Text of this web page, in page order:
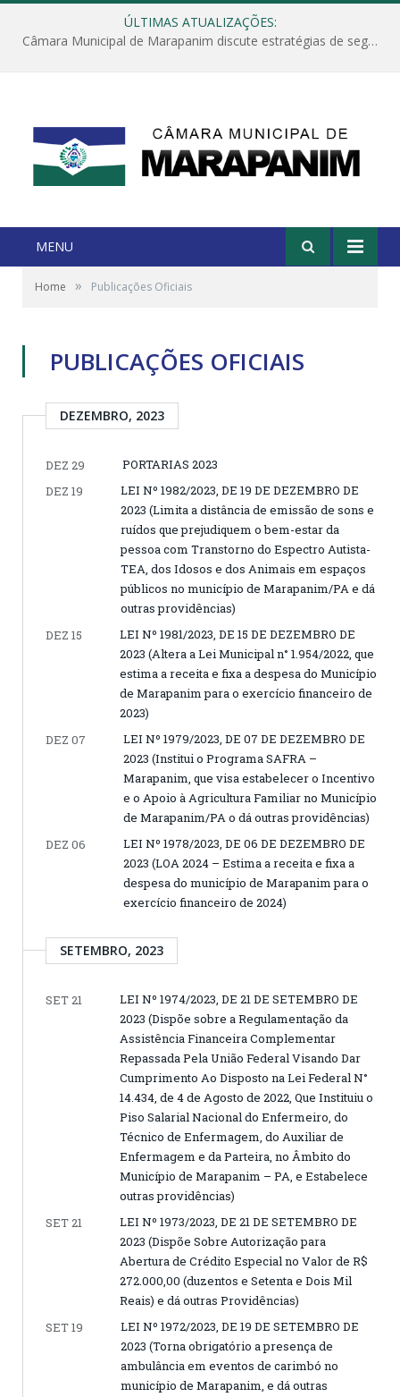
ÚLTIMAS ATUALIZAÇÕES:
Câmara Municipal de Marapanim discute estratégias de segurança com autoridades e poder executivo
MENU
Home » Publicações Oficiais
PUBLICAÇÕES OFICIAIS
DEZEMBRO, 2023
DEZ 29
PORTARIAS 2023
DEZ 19
LEI Nº 1982/2023, DE 19 DE DEZEMBRO DE
2023 (Limita a distância de emissão de sons e
ruídos que prejudiquem o bem-estar da
pessoa com Transtorno do Espectro Autista-
TEA, dos Idosos e dos Animais em espaços
públicos no município de Marapanim/PA e dá
outras providências)
DEZ 15
LEI Nº 1981/2023, DE 15 DE DEZEMBRO DE
2023 (Altera a Lei Municipal n° 1.954/2022, que
estima a receita e fixa a despesa do Município
de Marapanim para o exercício financeiro de
2023)
DEZ 07
LEI Nº 1979/2023, DE 07 DE DEZEMBRO DE
2023 (Institui o Programa SAFRA –
Marapanim, que visa estabelecer o Incentivo
e o Apoio à Agricultura Familiar no Município
de Marapanim/PA o dá outras providências)
DEZ 06
LEI Nº 1978/2023, DE 06 DE DEZEMBRO DE
2023 (LOA 2024 – Estima a receita e fixa a
despesa do município de Marapanim para o
exercício financeiro de 2024)
SETEMBRO, 2023
SET 21
LEI Nº 1974/2023, DE 21 DE SETEMBRO DE
2023 (Dispõe sobre a Regulamentação da
Assistência Financeira Complementar
Repassada Pela União Federal Visando Dar
Cumprimento Ao Disposto na Lei Federal N°
14.434, de 4 de Agosto de 2022, Que Instituiu o
Piso Salarial Nacional do Enfermeiro, do
Técnico de Enfermagem, do Auxiliar de
Enfermagem e da Parteira, no Âmbito do
Município de Marapanim – PA, e Estabelece
outras providências)
SET 21
LEI Nº 1973/2023, DE 21 DE SETEMBRO DE
2023 (Dispõe Sobre Autorização para
Abertura de Crédito Especial no Valor de R$
272.000,00 (duzentos e Setenta e Dois Mil
Reais) e dá outras Providências)
SET 19
LEI Nº 1972/2023, DE 19 DE SETEMBRO DE
2023 (Torna obrigatório a presença de
ambulância em eventos de carimbó no
município de Marapanim, e dá outras